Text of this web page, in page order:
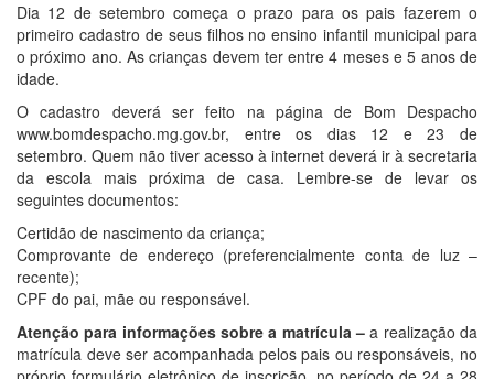
Dia 12 de setembro começa o prazo para os pais fazerem o
primeiro cadastro de seus filhos no ensino infantil municipal para
o próximo ano. As crianças devem ter entre 4 meses e 5 anos de
idade.
O cadastro deverá ser feito na página de Bom Despacho
www.bomdespacho.mg.gov.br, entre os dias 12 e 23 de
setembro. Quem não tiver acesso à internet deverá ir à secretaria
da escola mais próxima de casa. Lembre-se de levar os
seguintes documentos:
Certidão de nascimento da criança;
Comprovante de endereço (preferencialmente conta de luz –
recente);
CPF do pai, mãe ou responsável.
Atenção para informações sobre a matrícula – a realização da
matrícula deve ser acompanhada pelos pais ou responsáveis, no